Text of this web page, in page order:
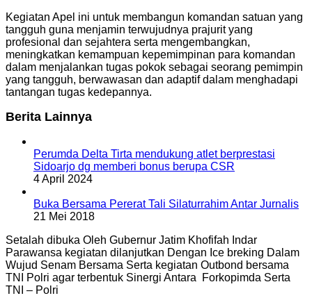
Kegiatan Apel ini untuk membangun komandan satuan yang
tangguh guna menjamin terwujudnya prajurit yang
profesional dan sejahtera serta mengembangkan,
meningkatkan kemampuan kepemimpinan para komandan
dalam menjalankan tugas pokok sebagai seorang pemimpin
yang tangguh, berwawasan dan adaptif dalam menghadapi
tantangan tugas kedepannya.
Berita Lainnya
Perumda Delta Tirta mendukung atlet berprestasi
Sidoarjo dg memberi bonus berupa CSR
4 April 2024
Buka Bersama Pererat Tali Silaturrahim Antar Jurnalis
21 Mei 2018
Setalah dibuka Oleh Gubernur Jatim Khofifah Indar
Parawansa kegiatan dilanjutkan Dengan Ice breking Dalam
Wujud Senam Bersama Serta kegiatan Outbond bersama
TNI Polri agar terbentuk Sinergi Antara Forkopimda Serta
TNI – Polri